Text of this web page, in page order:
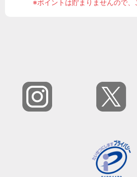
※ポイントは貯まりませんので、